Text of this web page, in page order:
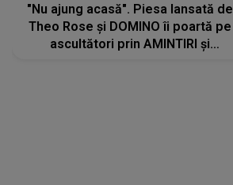
"Nu ajung acasă". Piesa lansată de
Theo Rose și DOMINO îi poartă pe
ascultători prin AMINTIRI și